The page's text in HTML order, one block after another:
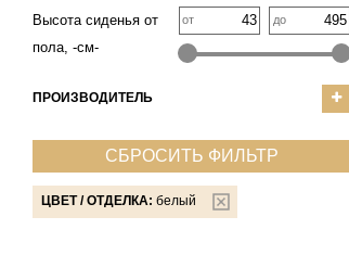
Высота сиденья от
пола, -см-
от до
ПРОИЗВОДИТЕЛЬ
СБРОСИТЬ ФИЛЬТР
ЦВЕТ / ОТДЕЛКА: белый